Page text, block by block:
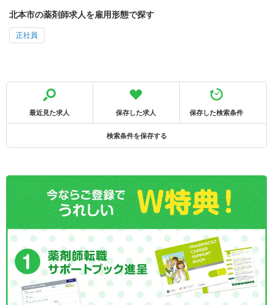
北本市の薬剤師求人を雇用形態で探す
正社員
最近見た求人 保存した求人 保存した検索条件
検索条件を保存する